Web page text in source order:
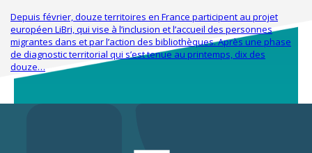
Depuis février, douze territoires en France participent au projet
européen LiBri, qui vise à l’inclusion et l’accueil des personnes
migrantes dans et par l’action des bibliothèques. Après une phase
de diagnostic territorial qui s’est tenue au printemps, dix des
douze…